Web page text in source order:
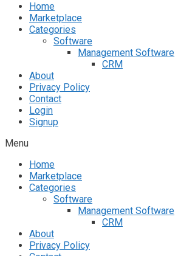
Home
Marketplace
Categories
Software
Management Software
CRM
About
Privacy Policy
Contact
Login
Signup
Menu
Home
Marketplace
Categories
Software
Management Software
CRM
About
Privacy Policy